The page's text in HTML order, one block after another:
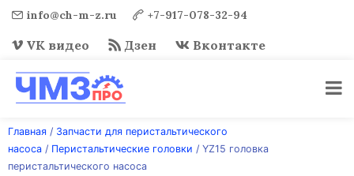
info@ch-m-z.ru +7-917-078-32-94
VK видео Дзен Вконтакте
содержимому
Главная / Запчасти для перистальтического
насоса / Перистальтические головки / YZ15 головка
перистальтического насоса